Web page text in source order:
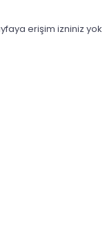
erişim izniniz yok